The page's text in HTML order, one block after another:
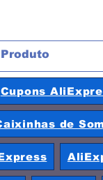
Cupons
de